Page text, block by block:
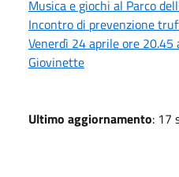
Musica e giochi al Parco
Incontro di prevenzione
Venerdì 24 aprile ore
Giovinette
Ultimo aggiornamento: 17